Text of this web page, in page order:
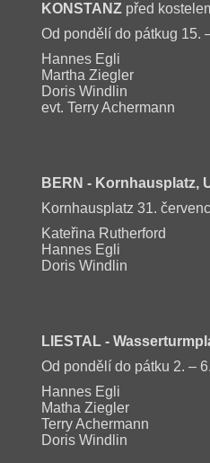
KONSTANZ před
Od pondělí do pátkug 15.
Hannes Egli
Martha Ziegler
Doris Windlin
evt. Terry Achermann
BERN - Kornhausplatz,
Kornhausplatz 31.
Kateřina Rutherford
Hannes Egli
Doris Windlin
LIESTAL -
Od pondělí do pátku 2. –
Hannes Egli
Matha Ziegler
Terry Achermann
Doris Windlin